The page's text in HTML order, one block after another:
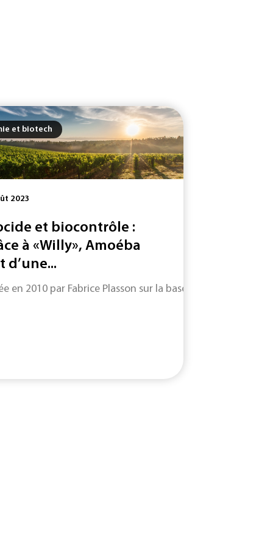
qu'elle a...
population mondiale provoquent un déséquilibre entre la
et biotech
2023
et biocontrôle :
à «Willy», Amoéba
d’une...
en 2010 par Fabrice Plasson sur la base d’un brevet de